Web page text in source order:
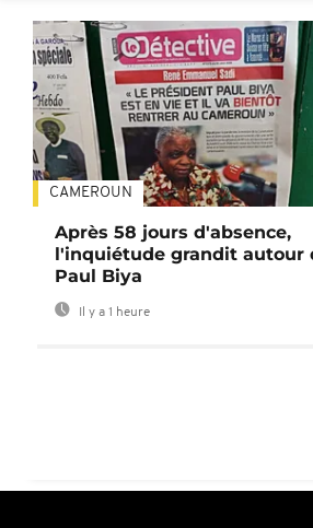
CAMEROUN
Après 58 jours d'absence,
l'inquiétude grandit autour
Paul Biya
Il y a 1 heure